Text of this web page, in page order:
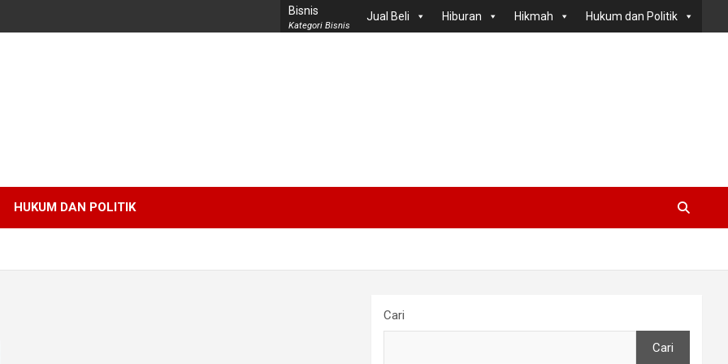
Bisnis
Kategori Bisnis
Jual Beli Hiburan Hikmah Hukum dan Politik
HUKUM DAN POLITIK
Cari
Cari